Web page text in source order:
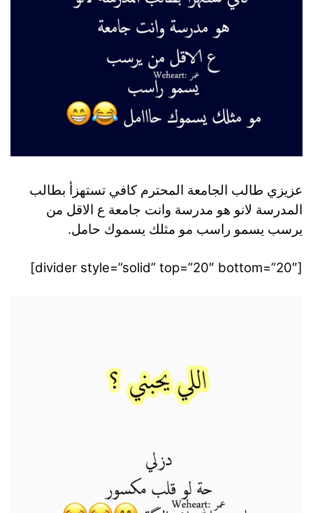
عزيزي طالب الجامعة المحترم كافي تستهزأ بطالب
المدرسة لانو هو مدرسة وانت جامعة ع الاقل من
يرسب يسمو راسب مو مثلك يسموك حامل.
[divider style=”solid” top=”20″ bottom=”20″]